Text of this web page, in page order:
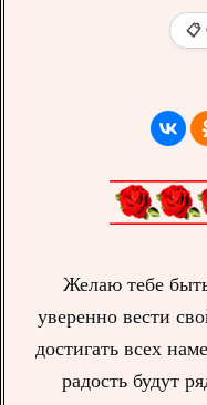
📋
Желаю тебе
уверенно вести
достигать всех
радость будут